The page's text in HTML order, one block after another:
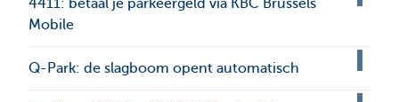
4411: betaal je parkeergeld via KBC Brussels
Mobile
Q-Park: de slagboom opent automatisch